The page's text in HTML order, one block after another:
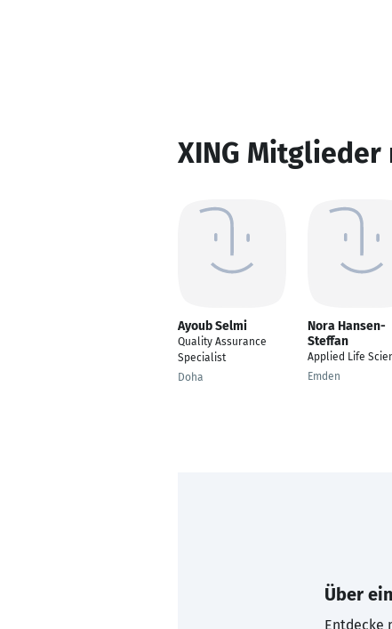
XING
Ayoub Selmi
Quality Assurance
Specialist
Doha
Nora Hansen-
Steffan
Applied Life
Emden
Über
Entdecke